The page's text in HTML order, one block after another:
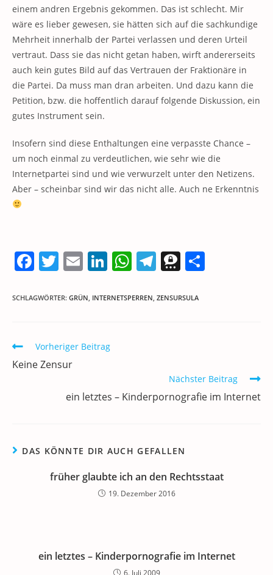
einem andren Ergebnis gekommen. Das ist schlecht. Mir
wäre es lieber gewesen, sie hätten sich auf die sachkundige
Mehrheit innerhalb der Partei verlassen und deren Urteil
vertraut. Dass sie das nicht getan haben, wirft andererseits
auch kein gutes Bild auf das Vertrauen der Fraktionäre in
die Partei. Da muss man dran arbeiten. Und dazu kann die
Petition, bzw. die hoffentlich darauf folgende Diskussion, ein
gutes Instrument sein.
Insofern sind diese Enthaltungen eine verpasste Chance –
um noch einmal zu verdeutlichen, wie sehr wie die
Internetpartei sind und wie verwurzelt unter den Netizens.
Aber – scheinbar sind wir das nicht alle. Auch ne Erkenntnis
F
c
b
o
T
itt
E
ai
Li
k
dI
n
W
at
T
e
T
re
SCHLAGWÖRTER: GRÜN INTERNETSPERREN ZENSURSULA
Weitere
ansehen
Vorheriger Beitrag
Keine Zensur
Nächster Beitrag
ein letztes – Kinderpornografie im Internet
DAS KÖNNTE DIR AUCH GEFALLEN
früher glaubte ich an den Rechtsstaat
19. Dezember 2016
ein letztes – Kinderpornografie im Internet
6. Juli 2009